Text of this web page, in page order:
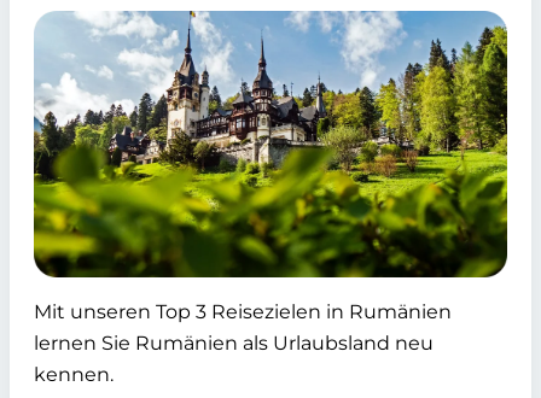
Mit unseren Top 3 Reisezielen in Rumänien
lernen Sie Rumänien als Urlaubsland neu
kennen.